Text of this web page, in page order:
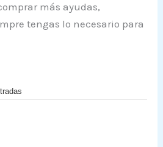
más ayudas,
tengas lo necesario para